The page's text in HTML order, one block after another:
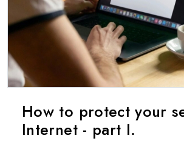
How to protect your
Internet - part I.